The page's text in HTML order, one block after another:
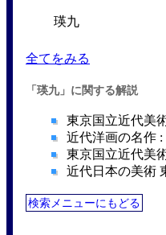
瑛九
全てをみる
「瑛九」に関する解説
東京国立近代美
近代洋画の名作
東京国立近代美
近代日本の美術
検索メニューにもどる